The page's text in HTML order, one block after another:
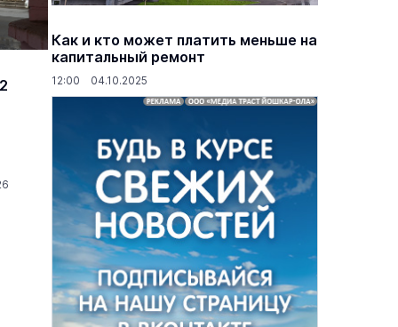
Как и кто может платить меньше на
капитальный ремонт
12:00 04.10.2025